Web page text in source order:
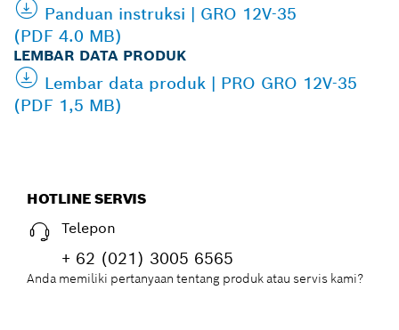
Panduan instruksi | GRO 12V-35
(PDF 4.0 MB)
LEMBAR DATA PRODUK
Lembar data produk | PRO GRO 12V-35
(PDF 1,5 MB)
HOTLINE SERVIS
Telepon
+ 62 (021) 3005 6565
Anda memiliki pertanyaan tentang produk atau servis kami?